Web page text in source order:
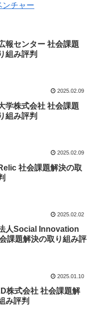
ンチャー
報センター 社会課題
組み評判
2025.02.09
学株式会社 社会課題
組み評判
2025.02.09
社会課題解決の取
2025.02.02
人Social Innovation
課題解決の取り組み評
2025.01.10
株式会社 社会課題解
み評判